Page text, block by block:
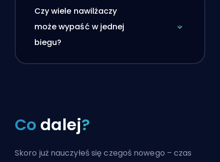
Czy wiele nawilżaczy
może wypaść w jednej
biegu?
Co dalej?
Skoro już nauczyłeś się czegoś nowego – czas